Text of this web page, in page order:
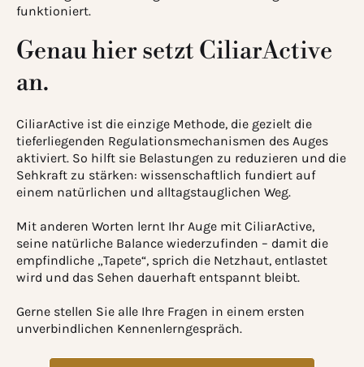
funktioniert.
Genau hier setzt CiliarActive
an.
CiliarActive ist die einzige Methode, die gezielt die
tieferliegenden Regulationsmechanismen des Auges
aktiviert. So hilft sie Belastungen zu reduzieren und die
Sehkraft zu stärken: wissenschaftlich fundiert auf
einem natürlichen und alltagstauglichen Weg.
Mit anderen Worten lernt Ihr Auge mit CiliarActive,
seine natürliche Balance wiederzufinden – damit die
empfindliche „Tapete“, sprich die Netzhaut, entlastet
wird und das Sehen dauerhaft entspannt bleibt.
Gerne stellen Sie alle Ihre Fragen in einem ersten
unverbindlichen Kennenlerngespräch.